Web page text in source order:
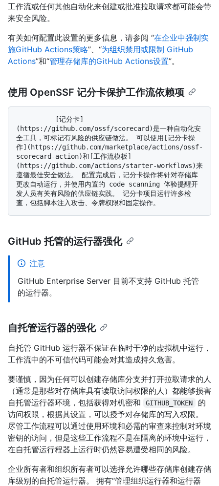
工作流或任何其他自动化来创建或批准拉取请求都可能会带
来安全风险。
有关如何配置此设置的更多信息，请参阅 “在企业中强制实
施GitHub Actions策略”、“为组织禁用或限制 GitHub
Actions”和“管理存储库的GitHub Actions设置”。
使用 OpenSSF 记分卡保护工作流依赖项
(https://github.com/ossf/scorecard)是一种自动化安
全工具，可标记有风险的供应链做法。 可以使用[记分卡操
作](https://github.com/marketplace/actions/ossf-
scorecard-action)和[工作流模板]
(https://github.com/actions/starter-workflows)来
遵循最佳安全做法。 配置完成后，记分卡操作将针对存储库
更改自动运行，并使用内置的 code scanning 体验提醒开
发人员有关有风险的供应链实践。 记分卡项目运行许多检
GitHub 托管的运行器强化
注意
GitHub Enterprise Server 目前不支持 GitHub 托管
的运行器。
自托管运行器的强化
自托管 GitHub 运行器不保证在临时干净的虚拟机中运行，
工作流中的不可信代码可能会对其造成持久危害。
要谨慎，因为任何可以创建存储库分支并打开拉取请求的人
（通常是那些对存储库具有读取访问权限的人）都能够损害
自托管运行器环境，包括获得对机密和
GITHUB_TOKEN
的
访问权限，根据其设置，可以授予对存储库的写入权限。
尽管工作流程可以通过使用环境和必需的审查来控制对环境
密钥的访问，但是这些工作流程不是在隔离的环境中运行，
在自托管运行程器上运行时仍然容易遭受相同的风险。
企业所有者和组织所有者可以选择允许哪些存储库创建存储
库级别的自托管运行器。 拥有“管理组织运行器和运行器